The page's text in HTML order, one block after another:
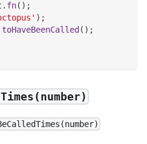
. fn( ) ;
) ;
toHaveBeenCalled ( ) ;